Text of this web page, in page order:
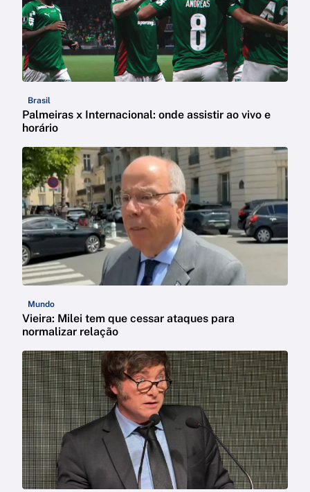
Brasil
Palmeiras x Internacional: onde assistir ao vivo e
horário
Mundo
Vieira: Milei tem que cessar ataques para
normalizar relação